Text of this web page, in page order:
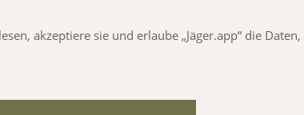
akzeptiere sie und erlaube „Jäger.app“ die